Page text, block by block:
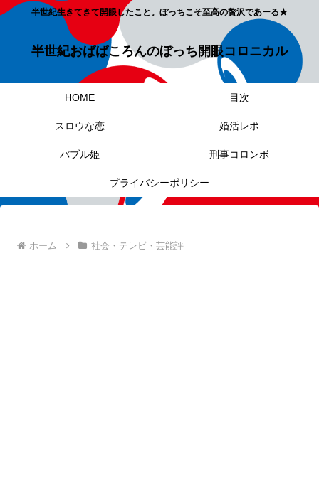
半世紀生きてきて開眼したこと。ぼっちこそ至高の贅沢であーる★
半世紀おばばころんのぼっち開眼コロニカル
HOME 目次
スロウな恋 婚活レポ
バブル姫 刑事コロンボ
プライバシーポリシー
ホーム 社会・テレビ・芸能評